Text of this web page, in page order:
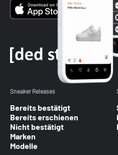
Sneaker Releases
Bereits bestätigt
Bereits erschienen
Nicht bestätigt
Marken
Modelle